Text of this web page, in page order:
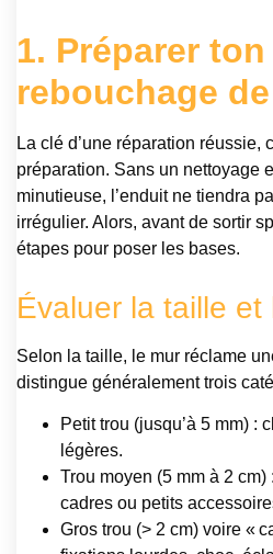
1. Préparer
rebouchage
La clé d’une réparation réussie,
préparation. Sans un nettoyage
minutieuse, l’enduit ne tiendra
irrégulier. Alors, avant de sortir
étapes pour poser les bases.
Évaluer la taille
Selon la taille, le mur réclame
distingue généralement trois
Petit trou (jusqu’à 5 mm) :
légères.
Trou moyen (5 mm à 2
cadres ou petits
Gros trou (> 2 cm) voire «